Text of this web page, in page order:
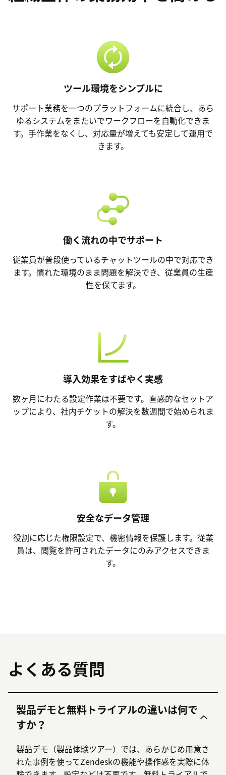
ツール環境をシンプルに
サポート業務を一つのプラットフォームに統合し、あら
ゆるシステムをまたいでワークフローを自動化できま
す。手作業をなくし、対応量が増えても安定して運用で
きます。
働く流れの中でサポート
従業員が普段使っているチャットツールの中で対応でき
ます。慣れた環境のまま問題を解決でき、従業員の生産
性を保てます。
導入効果をすばやく実感
数ヶ月にわたる設定作業は不要です。直感的なセットア
ップにより、社内チケットの解決を数週間で始められま
す。
安全なデータ管理
役割に応じた権限設定で、機密情報を保護します。従業
員は、閲覧を許可されたデータにのみアクセスできま
す。
よくある質問
製品デモと無料トライアルの違いは何で
すか？
製品デモ（製品体験ツアー）では、あらかじめ用意さ
れた事例を使ってZendeskの機能や操作感を実際に体